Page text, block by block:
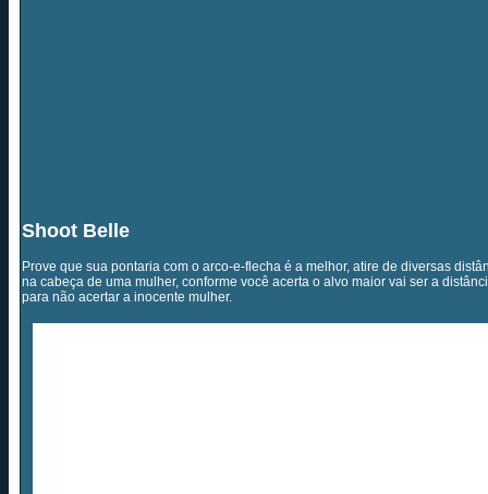
Shoot Belle
Prove que sua pontaria com o arco-e-flecha é a melhor, atire de diversas
na cabeça de uma mulher, conforme você acerta o alvo maior vai ser a
para não acertar a inocente mulher.